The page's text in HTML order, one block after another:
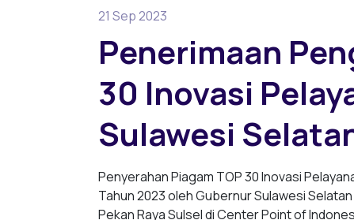
21 Sep 2023
Penerimaan
30 Inovasi
Sulawesi
Penyerahan Piagam TOP 30 Inovasi
Tahun 2023 oleh Gubernur Sulawesi
Pekan Raya Sulsel di Center Point of